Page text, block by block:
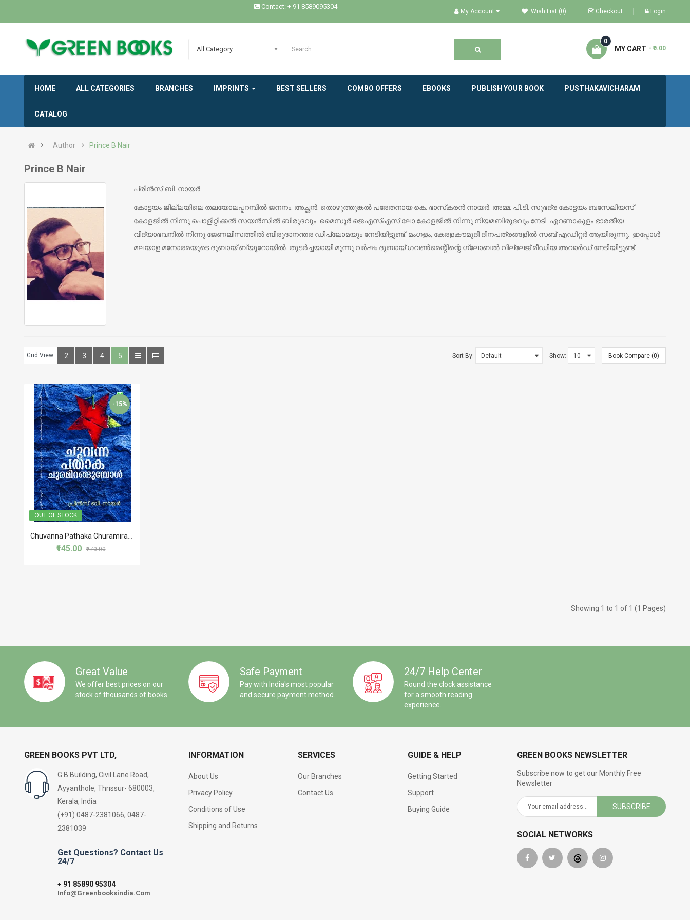
Contact: + 91 8589095304
My Account Wish List (0) Checkout Login
All Category MY CART
0
- ₹0.00
HOME ALL CATEGORIES BRANCHES IMPRINTS BEST SELLERS COMBO OFFERS EBOOKS PUBLISH YOUR BOOK PUSTHAKAVICHARAM
CATALOG
Author Prince B Nair
Prince B Nair
പ്രിന്‍സ് ബി. നായര്‍
കോട്ടയം ജില്ലയിലെ തലയോലപ്പറമ്പില്‍ ജനനം. അച്ഛന്‍: തൊഴുത്തുങ്കല്‍ പരേതനായ കെ. ഭാസ്‌കരന്‍ നായര്‍. അമ്മ: പി.ടി. സുഭദ്ര കോട്ടയം ബസേലിയസ്
കോളജില്‍ നിന്നു പൊളിറ്റിക്കല്‍ സയന്‍സില്‍ ബിരുദവും മൈസൂര്‍ ജെഎസ്എസ് ലോ കോളജില്‍ നിന്നു നിയമബിരുദവും നേടി. എറണാകുളം ഭാരതീയ
വിദ്യാഭവനില്‍ നിന്നു ജേണലിസത്തില്‍ ബിരുദാനന്തര ഡിപ്ലോമയും നേടിയിട്ടുണ്ട്. മംഗളം, കേരളകൗമുദി ദിനപത്രങ്ങളില്‍ സബ് എഡിറ്റര്‍ ആയിരുന്നു. ഇപ്പോള്‍
മലയാള മനോരമയുടെ ദുബായ് ബ്യൂറോയില്‍. തുടര്‍ച്ചയായി മൂന്നു വര്‍ഷം ദുബായ് ഗവണ്‍മെന്റിന്റെ ഗ്ലോബല്‍ വില്ലേജ് മീഡിയ അവാര്‍ഡ് നേടിയിട്ടുണ്ട്.
Grid View: 2 3 4 5 Sort By: Show: Book Compare (0)
OUT OF STOCK
-15%
₹145.00 ₹170.00
Showing 1 to 1 of 1 (1 Pages)
Great Value
We offer best prices on our
stock of thousands of books
Safe Payment
Pay with India's most popular
and secure payment method.
24/7 Help Center
Round the clock assistance
for a smooth reading
experience.
GREEN BOOKS PVT LTD,
G B Building, Civil Lane Road,
Ayyanthole, Thrissur- 680003,
Kerala, India
(+91) 0487-2381066, 0487-
2381039
Get Questions? Contact Us
24/7
+ 91 85890 95304
Info@Greenbooksindia.Com
INFORMATION
About Us
Privacy Policy
Conditions of Use
Shipping and Returns
SERVICES
Our Branches
Contact Us
GUIDE & HELP
Getting Started
Support
Buying Guide
GREEN BOOKS NEWSLETTER
Subscribe now to get our Monthly Free
Newsletter
SUBSCRIBE
SOCIAL NETWORKS